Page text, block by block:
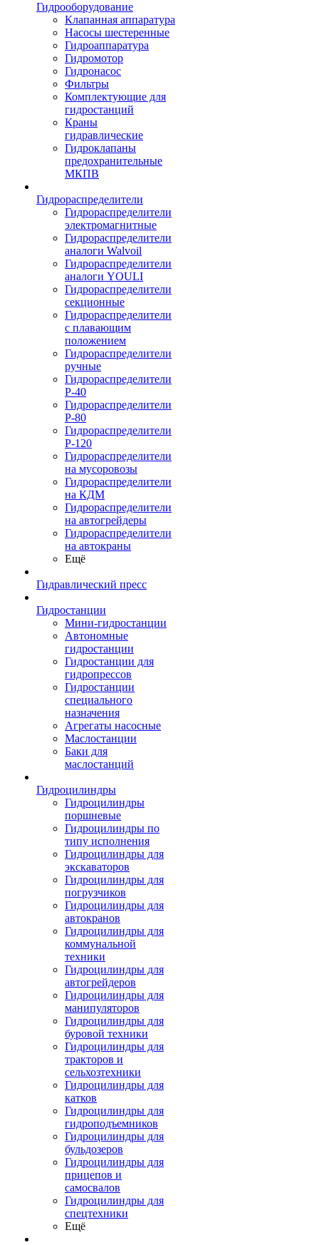
Гидрооборудование
Клапанная аппаратура
Насосы шестеренные
Гидроаппаратура
Гидромотор
Гидронасос
Фильтры
Комплектующие для
гидростанций
Краны
гидравлические
Гидроклапаны
предохранительные
МКПВ
Гидрораспределители
Гидрораспределители
электромагнитные
Гидрораспределители
аналоги Walvoil
Гидрораспределители
аналоги YOULI
Гидрораспределители
секционные
Гидрораспределители
с плавающим
положением
Гидрораспределители
ручные
Гидрораспределители
Р-40
Гидрораспределители
Р-80
Гидрораспределители
Р-120
Гидрораспределители
на мусоровозы
Гидрораспределители
на КДМ
Гидрораспределители
на автогрейдеры
Гидрораспределители
на автокраны
Ещё
Гидравлический пресс
Гидростанции
Мини-гидростанции
Автономные
гидростанции
Гидростанции для
гидропрессов
Гидростанции
специального
назначения
Агрегаты насосные
Маслостанции
Баки для
маслостанций
Гидроцилиндры
Гидроцилиндры
поршневые
Гидроцилиндры по
типу исполнения
Гидроцилиндры для
экскаваторов
Гидроцилиндры для
погрузчиков
Гидроцилиндры для
автокранов
Гидроцилиндры для
коммунальной
техники
Гидроцилиндры для
автогрейдеров
Гидроцилиндры для
манипуляторов
Гидроцилиндры для
буровой техники
Гидроцилиндры для
тракторов и
сельхозтехники
Гидроцилиндры для
катков
Гидроцилиндры для
гидроподъемников
Гидроцилиндры для
бульдозеров
Гидроцилиндры для
прицепов и
самосвалов
Гидроцилиндры для
спецтехники
Ещё